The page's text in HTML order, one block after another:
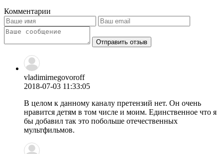
Комментарии
Отправить отзыв
vladimirnegovoroff
2018-07-03 11:33:05
В целом к данному каналу претензий нет. Он очень
нравится детям в том числе и моим. Единственное что я
бы добавил так это побольше отечественных
мультфильмов.